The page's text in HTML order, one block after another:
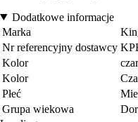
Dodatkowe informacje
Marka
Nr referencyjny dostawcy
Kolor
Kolor
Płeć
Grupa wiekowa